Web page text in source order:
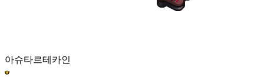
아슈타르테 카인